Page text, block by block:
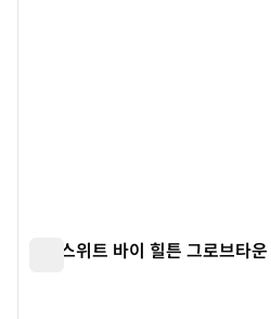
홈2 스위트 바이 힐튼 그로브타